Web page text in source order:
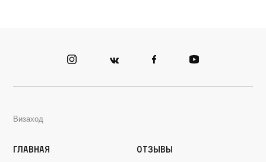
Визаход
Главная
Отзывы